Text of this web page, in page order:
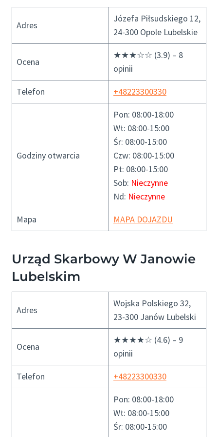
Adres
Józefa Piłsudskiego 12,
24-300 Opole Lubelskie
Ocena
★★★☆☆ (3.9) – 8
opinii
Telefon +48223300330
Godziny otwarcia
Pon: 08:00-18:00
Wt: 08:00-15:00
Śr: 08:00-15:00
Czw: 08:00-15:00
Pt: 08:00-15:00
Sob: Nieczynne
Nd: Nieczynne
Mapa MAPA DOJAZDU
Urząd Skarbowy W Janowie
Lubelskim
Adres
Wojska Polskiego 32,
23-300 Janów Lubelski
Ocena
★★★★☆ (4.6) – 9
opinii
Telefon +48223300330
Pon: 08:00-18:00
Wt: 08:00-15:00
Śr: 08:00-15:00